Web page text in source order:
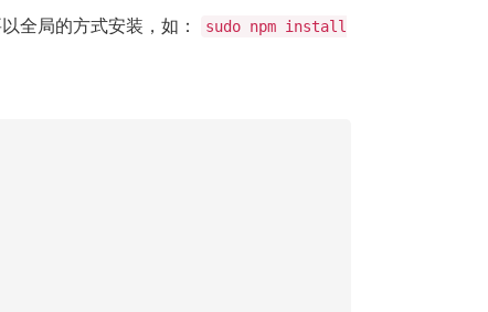
全局的方式安装，如：
sudo npm install